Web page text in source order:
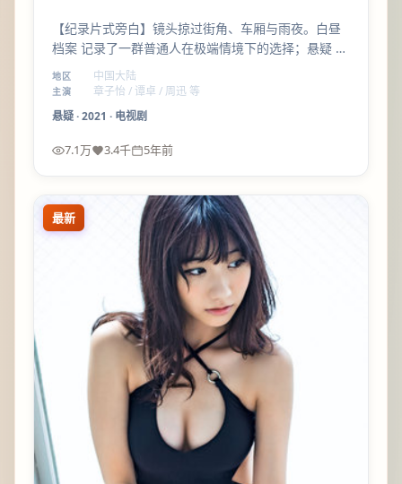
【纪录片式旁白】镜头掠过街角、车厢与雨夜。白昼
档案 记录了一群普通人在极端情境下的选择；悬疑 只
是容器，真正推动叙事的是细节。
地区 中国大陆
主演
章子怡 / 谭卓 / 周迅 等
悬疑·2021 · 电视剧
7.1万 3.4千 5年前
最新